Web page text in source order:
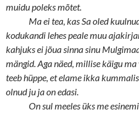
muidu poleks mõtet.
Ma ei tea, kas Sa oled
kodukandi lehes peale muu
kahjuks ei jõua sinna sinu
mängid. Aga näed, millise käigu
teeb hüppe, et elame ikka
olnud ju ja on edasi.
On sul meeles üks me